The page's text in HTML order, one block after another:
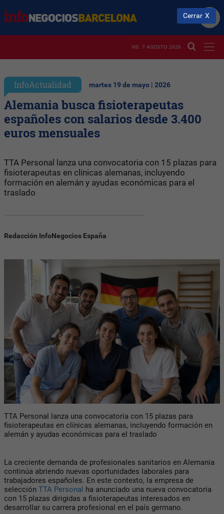
VIE. 7 AGOSTO 2026
InfoActualidad martes 19 de mayo | 2026
Alemania busca fisioterapeutas
españoles con salarios desde 3.400
euros mensuales
TTA Personal lanza una convocatoria con 15 plazas para
fisioterapeutas en clínicas alemanas, incluyendo
formación en alemán y ayudas económicas para el
traslado
Redacción InfoNegocios España
TTA Personal lanza una convocatoria con 15 plazas para
fisioterapeutas en clínicas alemanas, incluyendo formación en
alemán y ayudas económicas para el traslado
La creciente demanda de profesionales sanitarios en Alemania
continúa abriendo nuevas oportunidades laborales para
trabajadores españoles. En este contexto, la empresa de
selección TTA Personal ha anunciado una nueva convocatoria
con 15 plazas dirigidas a fisioterapeutas interesados en
desarrollar su carrera profesional en el país germano.
Cerrar